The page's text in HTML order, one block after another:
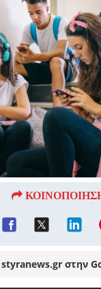
στην